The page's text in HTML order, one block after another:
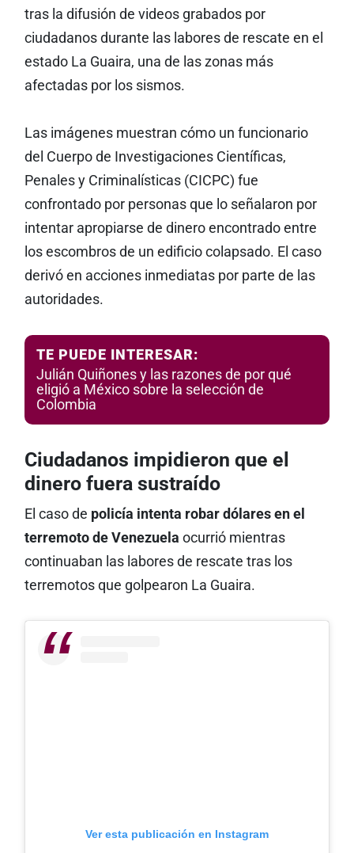
tras la difusión de videos grabados por
ciudadanos durante las labores de rescate en el
estado La Guaira, una de las zonas más
afectadas por los sismos.
Las imágenes muestran cómo un funcionario
del Cuerpo de Investigaciones Científicas,
Penales y Criminalísticas (CICPC) fue
confrontado por personas que lo señalaron por
intentar apropiarse de dinero encontrado entre
los escombros de un edificio colapsado. El caso
derivó en acciones inmediatas por parte de las
autoridades.
TE PUEDE INTERESAR:
Julián Quiñones y las razones de por qué
eligió a México sobre la selección de
Colombia
Ciudadanos impidieron que el
dinero fuera sustraído
El caso de policía intenta robar dólares en el
terremoto de Venezuela ocurrió mientras
continuaban las labores de rescate tras los
terremotos que golpearon La Guaira.
Ver esta publicación en Instagram